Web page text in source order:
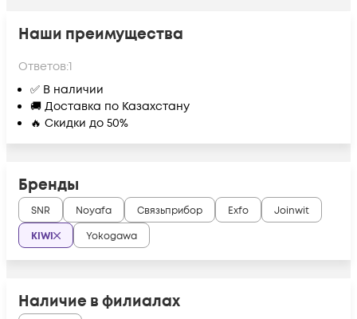
Наши преимущества
Ответов:1
✅ В наличии
🚚 Доставка по Казахстану
🔥 Скидки до 50%
Бренды
SNR Noyafa Связьприбор Exfo
Joinwit
KIWI
Yokogawa
Наличие в филиалах